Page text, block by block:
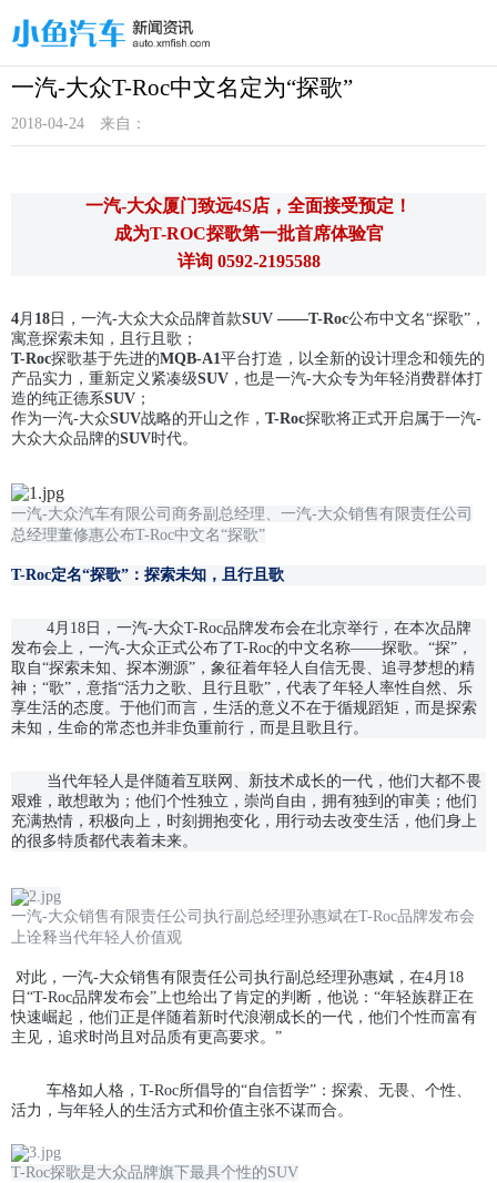
一汽-大众T-Roc中文名定为“探歌”
2018-04-24 来自：
一汽-大众厦门致远4S店，全面接受预定！
成为T-ROC探歌第一批首席体验官
详询 0592-2195588
4月 18 日，一汽-大众大众品牌首款SUV ——T-Roc公布中文名“探歌”，
寓意探索未知，且行且歌；
T-Roc探歌基于先进的MQB-A1平台打造，以全新的设计理念和领先的
产品实力，重新定义紧凑级SUV ，也是一汽-大众专为年轻消费群体打
造的纯正德系SUV ；
作为一汽-大众SUV战略的开山之作， T-Roc探歌将正式开启属于一汽-
大众大众品牌的SUV时代。
一汽-大众汽车有限公司商务副总经理、一汽-大众销售有限责任公司
总经理董修惠公布T-Roc中文名“探歌”
T-Roc定名“探歌”：探索未知，且行且歌
4月18日，一汽-大众T-Roc品牌发布会在北京举行，在本次品牌
发布会上，一汽-大众正式公布了T-Roc的中文名称——探歌。“探”，
取自“探索未知、探本溯源”，象征着年轻人自信无畏、追寻梦想的精
神；“歌”，意指“活力之歌、且行且歌”，代表了年轻人率性自然、乐
享生活的态度。于他们而言，生活的意义不在于循规蹈矩，而是探索
未知，生命的常态也并非负重前行，而是且歌且行。
当代年轻人是伴随着互联网、新技术成长的一代，他们大都不畏
艰难，敢想敢为；他们个性独立，崇尚自由，拥有独到的审美；他们
充满热情，积极向上，时刻拥抱变化，用行动去改变生活，他们身上
的很多特质都代表着未来。
一汽-大众销售有限责任公司执行副总经理孙惠斌在T-Roc品牌发布会
上诠释当代年轻人价值观
对此，一汽-大众销售有限责任公司执行副总经理孙惠斌，在4月18
日“T-Roc品牌发布会”上也给出了肯定的判断，他说：“年轻族群正在
快速崛起，他们正是伴随着新时代浪潮成长的一代，他们个性而富有
主见，追求时尚且对品质有更高要求。”
车格如人格，T-Roc所倡导的“自信哲学”：探索、无畏、个性、
活力，与年轻人的生活方式和价值主张不谋而合。
T-Roc探歌是大众品牌旗下最具个性的SUV